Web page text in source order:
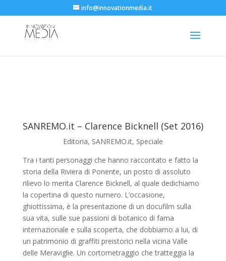
info@innovationmedia.it
SANREMO.it – Clarence Bicknell (Set 2016)
Editoria, SANREMO.it, Speciale
Tra i tanti personaggi che hanno raccontato e fatto la
storia della Riviera di Ponente, un posto di assoluto
rilievo lo merita Clarence Bicknell, al quale dedichiamo
la copertina di questo numero. L’occasione,
ghiottissima, è la presentazione di un docufilm sulla
sua vita, sulle sue passioni di botanico di fama
internazionale e sulla scoperta, che dobbiamo a lui, di
un patrimonio di graffiti preistorici nella vicina Valle
delle Meraviglie. Un cortometraggio che tratteggia la